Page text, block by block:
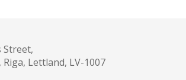
Street,
Lettland, LV-1007